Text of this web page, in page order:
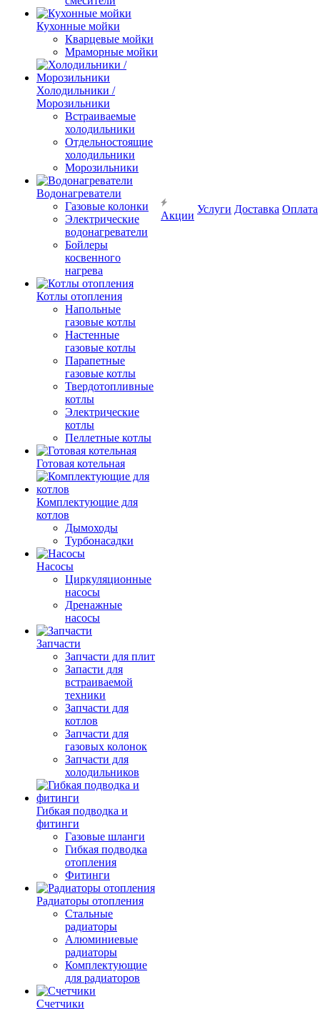
Кухонные мойки
Кварцевые мойки
Мраморные мойки
Холодильники /
Морозильники
Встраиваемые
холодильники
Отдельностоящие
холодильники
Морозильники
Водонагреватели
Газовые колонки
Электрические
водонагреватели
Бойлеры
косвенного
нагрева
Котлы отопления
Напольные
газовые котлы
Настенные
газовые котлы
Парапетные
газовые котлы
Твердотопливные
котлы
Электрические
котлы
Пеллетные котлы
Готовая котельная
Комплектующие для
котлов
Дымоходы
Турбонасадки
Насосы
Циркуляционные
насосы
Дренажные
насосы
Запчасти
Запчасти для плит
Запасти для
встраиваемой
техники
Запчасти для
котлов
Запчасти для
газовых колонок
Запчасти для
холодильников
Гибкая подводка и
фитинги
Газовые шланги
Гибкая подводка
отопления
Фитинги
Радиаторы отопления
Стальные
радиаторы
Алюминиевые
радиаторы
Комплектующие
для радиаторов
Счетчики
Акции
Услуги Доставка Оплата